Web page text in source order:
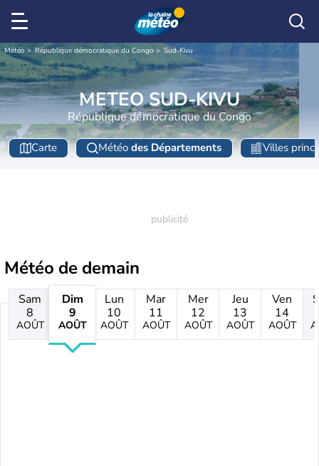
Météo République démocratique du Congo Sud-Kivu
METEO SUD-KIVU
République démocratique du Congo
Carte Météo des Départements Villes
Météo de demain
Sam
8
AOÛT
Dim
9
AOÛT
Lun
10
AOÛT
Mar
11
AOÛT
Mer
12
AOÛT
Jeu
13
AOÛT
Ven
14
AOÛT